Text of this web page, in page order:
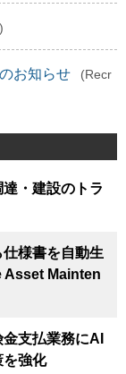
お知らせ
(Recr
・建設のトラ
様書を自動生
Asset Mainten
支払業務にAI
を強化